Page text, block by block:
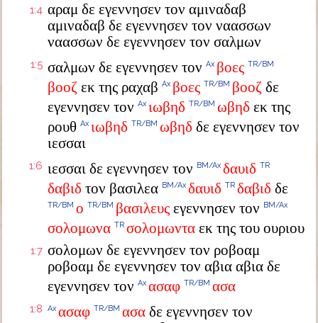
1:4 αραμ δε εγεννησεν τον αμιναδαβ
αμιναδαβ δε εγεννησεν τον ναασσων
ναασσων δε εγεννησεν τον σαλμων
1:5 σαλμων δε εγεννησεν τον Ax βοες TR/BM
βοοζ εκ της ραχαβ Ax βοες TR/BM βοοζ δε
εγεννησεν τον Ax ιωβηδ TR/BM ωβηδ εκ της
ρουθ Ax ιωβηδ TR/BM ωβηδ δε εγεννησεν τον
ιεσσαι
1:6 ιεσσαι δε εγεννησεν τον BM/Ax δαυιδ TR
δαβιδ τον βασιλεα BM/Ax δαυιδ TR δαβιδ δε
TR/BM ο TR/BM βασιλευς εγεννησεν τον BM/Ax
σολομωνα TR σολομωντα εκ της του ουριου
1:7 σολομων δε εγεννησεν τον ροβοαμ
ροβοαμ δε εγεννησεν τον αβια αβια δε
εγεννησεν τον Ax ασαφ TR/BM ασα
1:8 Ax ασαφ TR/BM ασα δε εγεννησεν τον